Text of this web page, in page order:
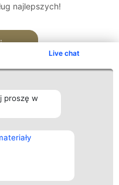
Live chat
proszę w
najlepszych!
Kontakt
Kontakt